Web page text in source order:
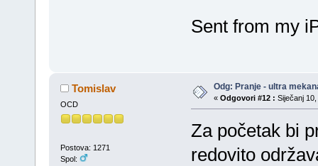
Sent from my
Tomislav
OCD
Postova: 1271
Spol:
Odg: Pranje - ultra
« Odgovori #12 : Siječanj
Za početak bi
redovito